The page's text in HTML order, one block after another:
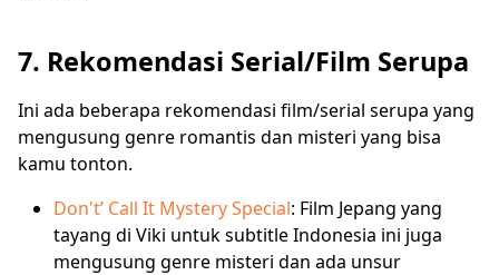
7. Rekomendasi Serial/Film Serupa
Ini ada beberapa rekomendasi film/serial serupa yang
mengusung genre romantis dan misteri yang bisa
kamu tonton.
Don't’ Call It Mystery Special: Film Jepang yang
tayang di Viki untuk subtitle Indonesia ini juga
mengusung genre misteri dan ada unsur